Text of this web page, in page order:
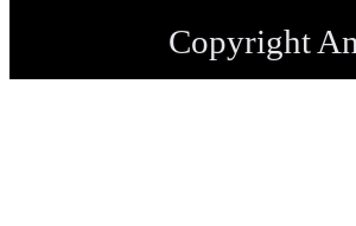
Copyright